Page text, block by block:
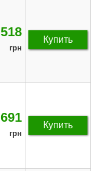
518
грн
Купить
691
грн
Купить